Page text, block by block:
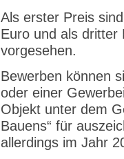
Als erster Preis
Euro und als dritter
vorgesehen.
Bewerben können
oder einer
Objekt unter dem
Bauens“ für
allerdings im Jahr